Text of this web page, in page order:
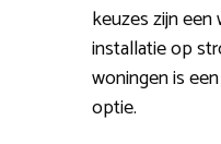
keuzes zijn
installatie op
woningen is
optie.